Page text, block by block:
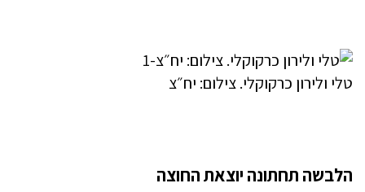
טלי ולירון כרקוקלי. צילום: יח״צ
הלבשה תחתונה יוצאת החוצה